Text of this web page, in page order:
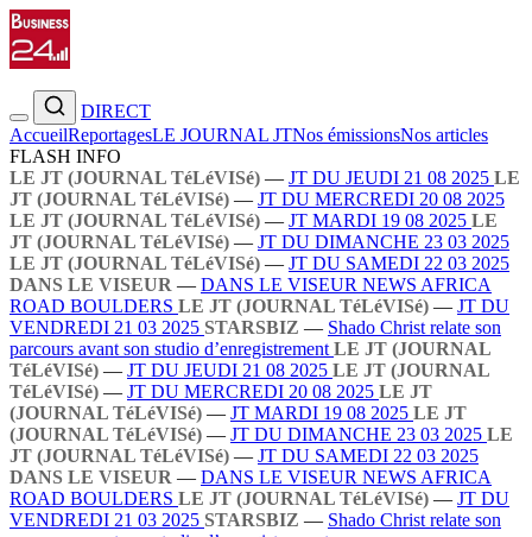
DIRECT
AccueilReportagesLE JOURNAL JTNos émissionsNos articles
FLASH INFO
LE JT (JOURNAL TéLéVISé) — JT DU JEUDI 21 08 2025 LE
JT (JOURNAL TéLéVISé) — JT DU MERCREDI 20 08 2025
LE JT (JOURNAL TéLéVISé) — JT MARDI 19 08 2025 LE
JT (JOURNAL TéLéVISé) — JT DU DIMANCHE 23 03 2025
LE JT (JOURNAL TéLéVISé) — JT DU SAMEDI 22 03 2025
DANS LE VISEUR — DANS LE VISEUR NEWS AFRICA
ROAD BOULDERS LE JT (JOURNAL TéLéVISé) — JT DU
VENDREDI 21 03 2025 STARSBIZ — Shado Christ relate son
parcours avant son studio d’enregistrement LE JT (JOURNAL
TéLéVISé) — JT DU JEUDI 21 08 2025 LE JT (JOURNAL
TéLéVISé) — JT DU MERCREDI 20 08 2025 LE JT
(JOURNAL TéLéVISé) — JT MARDI 19 08 2025 LE JT
(JOURNAL TéLéVISé) — JT DU DIMANCHE 23 03 2025 LE
JT (JOURNAL TéLéVISé) — JT DU SAMEDI 22 03 2025
DANS LE VISEUR — DANS LE VISEUR NEWS AFRICA
ROAD BOULDERS LE JT (JOURNAL TéLéVISé) — JT DU
VENDREDI 21 03 2025 STARSBIZ — Shado Christ relate son